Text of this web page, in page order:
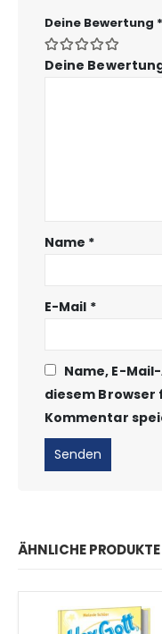
Deine Bewertung *
Deine
Name *
E-Mail *
Name, E-
diesem
Kommentar
ÄHNLICHE PRODUKTE